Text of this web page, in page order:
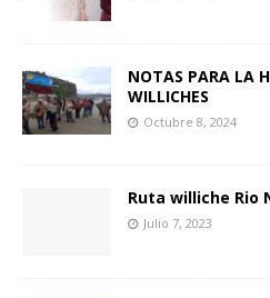
NOTAS PARA LA
WILLICHES
Octubre 8, 2024
Ruta williche Rio
Julio 7, 2023